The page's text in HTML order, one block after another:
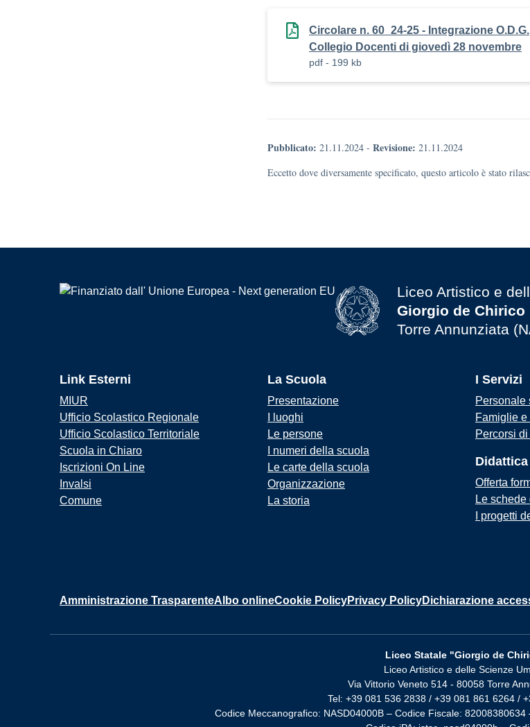
Circolare n. 60_24-25 - Integrazione O.D.G.
Collegio Docenti di giovedì 28 novembre
pdf - 199 kb
Pubblicato: 21.11.2024 - Revisione: 21.11.2024
Eccetto dove diversamente specificato, questo articolo è stato
Liceo Artistico e
Giorgio de Chirico
Torre Annunziata
Link Esterni
MIUR
Ufficio Scolastico Regionale
Ufficio Scolastico Territoriale
Scuola in Chiaro
Iscrizioni On Line
Invalsi
Comune
La Scuola
Presentazione
I luoghi
Le persone
I numeri della scuola
Le carte della scuola
Organizzazione
La storia
I Servizi
Personale
Famiglie e
Percorsi
Didattica
Offerta
Le
I progetti
Amministrazione TrasparenteAlbo onlineCookie PolicyPrivacy PolicyDichiarazione
Liceo Statale "Giorgio de
Liceo Artistico e delle Scienze
Via Vittorio Veneto 514 - 80058 Torre
Tel: +39 081 536 2838 / +39 081 861 6264 /
Codice Meccanografico: NASD04000B – Codice Fiscale: